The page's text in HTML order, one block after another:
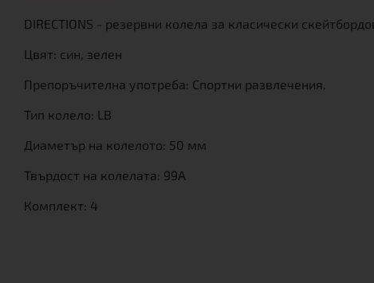
DIRECTIONS - резервни колела за класически
Цвят: син, зелен
Препоръчителна употреба: Спортни развлечения.
Тип колело: LB
Диаметър на колелото: 50 мм
Твърдост на колелата: 99A
Комплект: 4